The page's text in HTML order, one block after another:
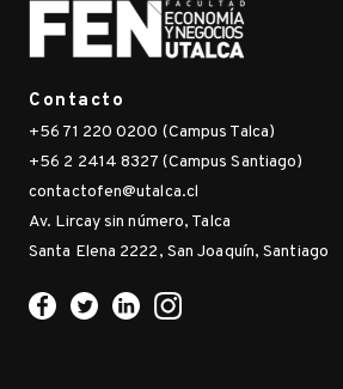
Contacto
+56 71 220 0200 (Campus Talca)
+56 2 2414 8327 (Campus Santiago)
contactofen@utalca.cl
Av. Lircay sin número, Talca
Santa Elena 2222, San Joaquín, Santiago